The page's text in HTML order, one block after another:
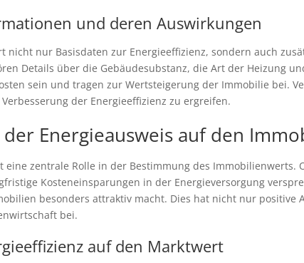
und deren Auswirkungen
nicht nur Basisdaten zur Energieeffizienz, sondern auch
Details über die Gebäudesubstanz, die Art der Heizung
sein und tragen zur Wertsteigerung der Immobilie bei.
der Energieeffizienz zu ergreifen.
Energieausweis auf den
eine zentrale Rolle in der Bestimmung des
Kosteneinsparungen in der Energieversorgung
besonders attraktiv macht. Dies hat nicht nur
bei.
auf den Marktwert